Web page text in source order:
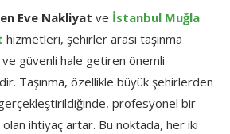
Eve Nakliyat ve İstanbul Muğla
hizmetleri, şehirler arası taşınma
güvenli hale getiren önemli
Taşınma, özellikle büyük şehirlerden
profesyonel bir
olan ihtiyaç artar. Bu noktada, her iki